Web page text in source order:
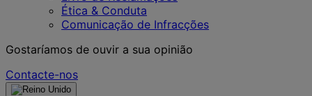
Ética & Conduta
Comunicação de Infracções
Gostaríamos de ouvir a sua opinião
Contacte-nos